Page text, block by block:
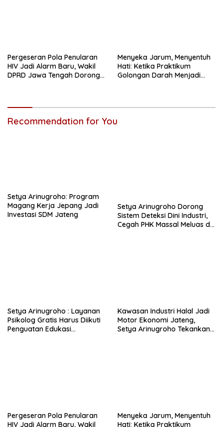
Pergeseran Pola Penularan
HIV Jadi Alarm Baru, Wakil
DPRD Jawa Tengah Dorong
Menyeka Jarum, Menyentuh
Hati: Ketika Praktikum
Golongan Darah Menjadi
Recommendation for You
Setya Arinugroho: Program
Magang Kerja Jepang Jadi
Investasi SDM Jateng
Setya Arinugroho Dorong
Sistem Deteksi Dini Industri,
Cegah PHK Massal Meluas di
Setya Arinugroho : Layanan
Psikolog Gratis Harus Diikuti
Penguatan Edukasi
Kawasan Industri Halal Jadi
Motor Ekonomi Jateng,
Setya Arinugroho Tekankan
Pergeseran Pola Penularan
HIV Jadi Alarm Baru, Wakil
Menyeka Jarum, Menyentuh
Hati: Ketika Praktikum